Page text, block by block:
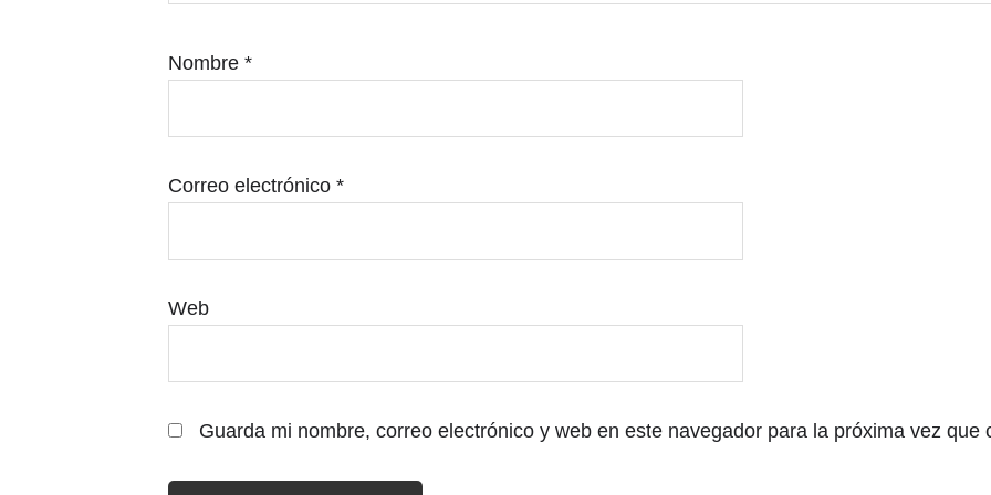
Nombre *
Correo electrónico *
Web
Guarda mi nombre, correo electrónico y web en este navegador para la próxima vez que